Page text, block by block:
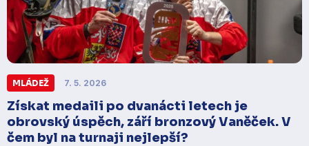
MLÁDEŽ 7. 5. 2026
Získat medaili po dvanácti letech je
obrovský úspěch, září bronzový Vaněček. V
čem byl na turnaji nejlepší?